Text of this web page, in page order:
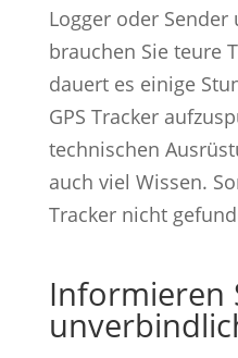
Logger oder
brauchen Sie teure
dauert es einige
GPS Tracker
technischen
auch viel Wissen.
Tracker nicht
Informieren